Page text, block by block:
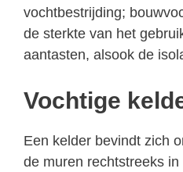
vochtbestrijding;
de sterkte van het
aantasten, alsook de
Vochtige
Een kelder bevindt zich
de muren rechtstreeks